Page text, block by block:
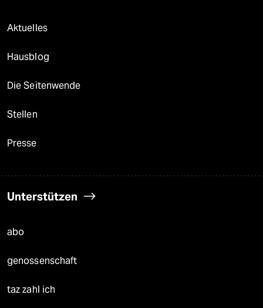
Aktuelles
Hausblog
Die Seitenwende
Stellen
Presse
Unterstützen
abo
genossenschaft
taz zahl ich